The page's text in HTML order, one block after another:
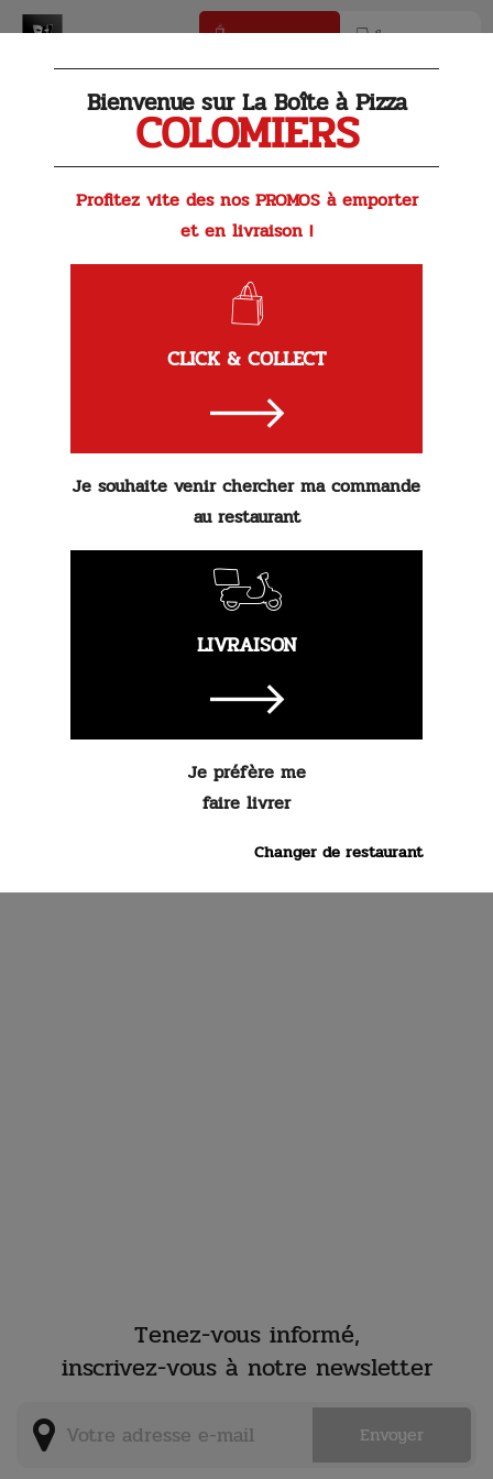
Click & Collect Livraison
Tenez-vous informé,
inscrivez-vous à notre newsletter
Bienvenue sur La Boîte à Pizza
COLOMIERS
Profitez vite des nos PROMOS à emporter
et en livraison !
CLICK & COLLECT
Je souhaite venir chercher ma commande
au restaurant
LIVRAISON
Je préfère me
faire livrer
Changer de restaurant
Vin pétillant rosé. Idéal pour l'apéritif qui se caractérise
par sa vivacité. sa jeunesse et une sensation de fraîcheur.
Région Emilie Romagne. 8,5%
9.90 €